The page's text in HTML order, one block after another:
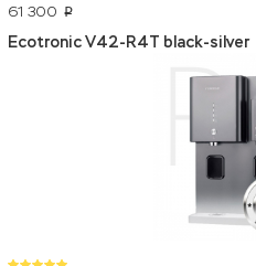
61 300 p
Ecotronic V42-R4T black-silver